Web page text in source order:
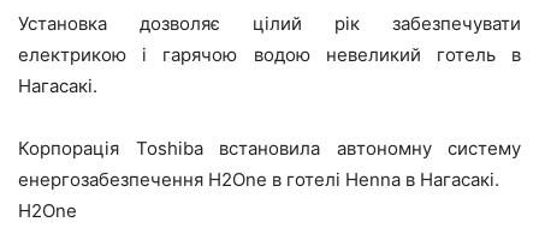
Установка дозволяє цілий рік забезпечувати
електрикою і гарячою водою невеликий готель в
Нагасакі.
Корпорація Toshiba встановила автономну систему
енергозабезпечення H2One в готелі Henna в Нагасакі.
H2One